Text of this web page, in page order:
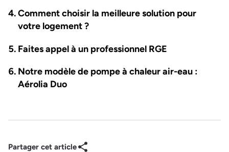
Comment choisir la meilleure solution pour
votre logement ?
Faites appel à un professionnel RGE
Notre modèle de pompe à chaleur air-eau :
Aérolia Duo
Partager cet article